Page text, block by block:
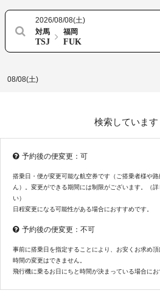
2026/08/08(土)
対馬
TSJ
福岡
FUK
08/08(土)
検索しています
予約後の便変更：可
搭乗日・便が変更可能な航空券です（ご搭乗者様や
ん）。変更ができる期間には制限がございます。（
い）
日程変更になる可能性がある場合におすすめです。
予約後の便変更：不可
事前に搭乗日を指定することにより、お安くお求め
時間の変更はできません。
飛行機に乗るお日にちと時間が決まっている場合にお